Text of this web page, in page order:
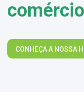
CONHEÇA A NOSSA